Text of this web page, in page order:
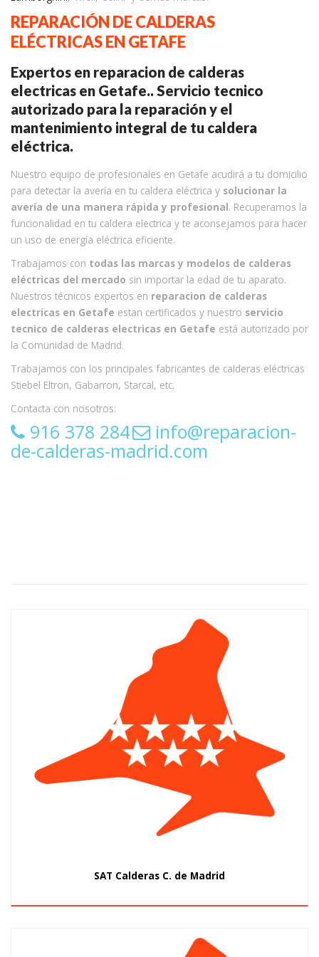
REPARACIÓN DE CALDERAS
ELÉCTRICAS EN GETAFE
Expertos en reparacion de calderas
electricas en Getafe.. Servicio tecnico
autorizado para la reparación y el
mantenimiento integral de tu caldera
eléctrica.
Nuestro equipo de profesionales en Getafe acudirá a tu domicilio
para detectar la avería en tu caldera eléctrica y solucionar la
avería de una manera rápida y profesional. Recuperamos la
funcionalidad en tu caldera electrica y te aconsejamos para hacer
un uso de energía eléctrica eficiente.
Trabajamos con todas las marcas y modelos de calderas
eléctricas del mercado sin importar la edad de tu aparato.
Nuestros técnicos expertos en reparacion de calderas
electricas en Getafe estan certificados y nuestro servicio
tecnico de calderas electricas en Getafe está autorizado por
la Comunidad de Madrid.
Trabajamos con los principales fabricantes de calderas eléctricas
Stiebel Eltron, Gabarron, Starcal, etc.
Contacta con nosotros:
916 378 284 info@reparacion-
de-calderas-madrid.com
SAT Calderas C. de Madrid